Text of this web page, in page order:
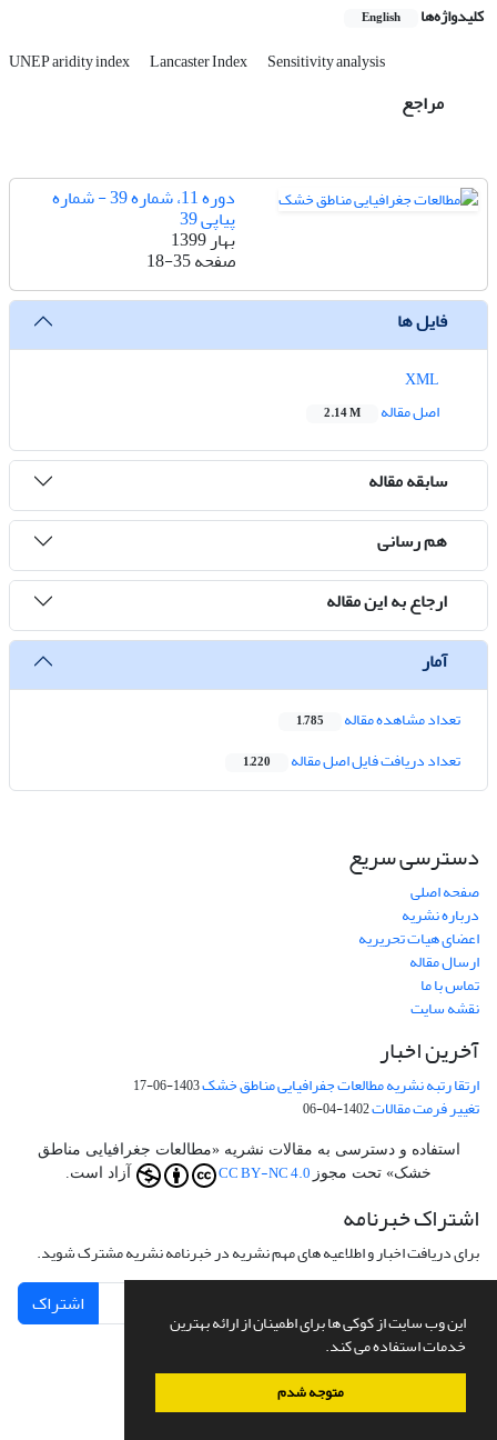
این وب سایت از کوکی ها برای اطمینان از ارائه بهترین
خدمات استفاده می کند.
متوجه شدم
کلیدواژه‌ها English
UNEP aridity index Lancaster Index Sensitivity analysis
مراجع
دوره 11، شماره 39 - شماره
پیاپی 39
بهار 1399
صفحه18-35
فایل ها
اصل مقاله
2.14 M
سابقه مقاله
هم رسانی
ارجاع به این مقاله
آمار
تعداد مشاهده مقاله 1,785
تعداد دریافت فایل اصل مقاله 1,220
دسترسی سریع
صفحه اصلی
درباره نشریه
اعضای هیات تحریریه
ارسال مقاله
تماس با ما
نقشه سایت
آخرین اخبار
ارتقا رتبه نشریه مطالعات جفرافیایی مناطق خشک1403-06-17
تغییر فرمت مقالات1402-04-06
استفاده و دسترسی به مقالات نشریه «مطالعات جغرافیایی مناطق
خشک» تحت مجوز CC BY-NC 4.0 آزاد است.
اشتراک خبرنامه
برای دریافت اخبار و اطلاعیه های مهم نشریه در خبرنامه نشریه مشترک شوید.
اشتراک
سامانه مدیریت نشریات علمی.طراحی و پیاده سازی ازسیناوب